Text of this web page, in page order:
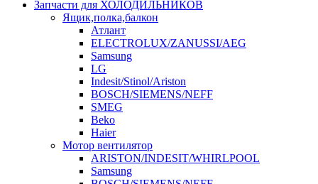
Запчасти для ХОЛОДИЛЬНИКОВ
Ящик,полка,балкон
Атлант
ELECTROLUX/ZANUSSI/AEG
Samsung
LG
Indesit/Stinol/Ariston
BOSCH/SIEMENS/NEFF
SMEG
Beko
Haier
Мотор вентилятор
ARISTON/INDESIT/WHIRLPOOL
Samsung